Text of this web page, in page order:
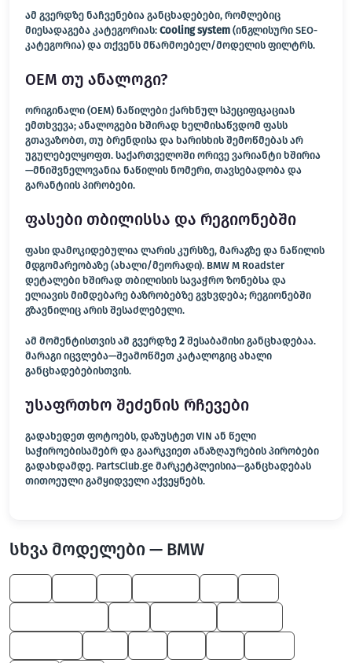
ამ გვერდზე ნაჩვენებია განცხადებები, რომლებიც
მიესადაგება კატეგორიას: Cooling system (ინგლისური SEO-
კატეგორია) და თქვენს მწარმოებელ/მოდელის ფილტრს.
OEM თუ ანალოგი?
ორიგინალი (OEM) ნაწილები ქარხნულ სპეციფიკაციას
ემთხვევა; ანალოგები ხშირად ხელმისაწვდომ ფასს
გთავაზობთ, თუ ბრენდისა და ხარისხის შემოწმებას არ
უგულებელყოფთ. საქართველოში ორივე ვარიანტი ხშირია
—მნიშვნელოვანია ნაწილის ნომერი, თავსებადობა და
გარანტიის პირობები.
ფასები თბილისსა და რეგიონებში
ფასი დამოკიდებულია ლარის კურსზე, მარაგზე და ნაწილის
მდგომარეობაზე (ახალი/მეორადი). BMW M Roadster
დეტალები ხშირად თბილისის სავაჭრო ზონებსა და
ელიავის მიმდებარე ბაზრობებზე გვხვდება; რეგიონებში
გზავნილიც არის შესაძლებელი.
ამ მომენტისთვის ამ გვერდზე 2 შესაბამისი განცხადებაა.
მარაგი იცვლება—შეამოწმეთ კატალოგიც ახალი
განცხადებებისთვის.
უსაფრთხო შეძენის რჩევები
გადახედეთ ფოტოებს, დაზუსტეთ VIN ან წელი
საჭიროებისამებრ და გაარკვიეთ ანაზღაურების პირობები
გადახდამდე. PartsClub.ge მარკეტპლეისია—განცხადებას
თითოეული გამყიდველი აქვეყნებს.
სხვა მოდელები — BMW